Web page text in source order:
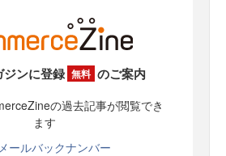
ジンに登録 無料 のご案内
の過去記事が閲覧でき
ます
メールバックナンバー